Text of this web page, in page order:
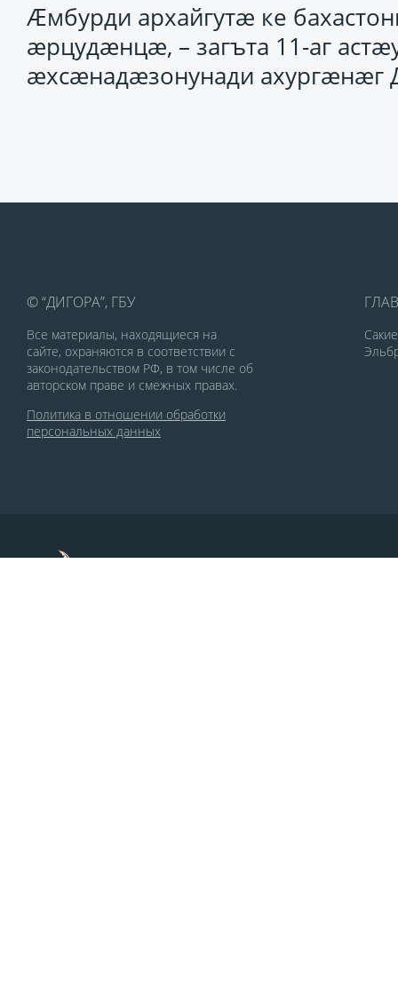
Ӕмбурди архайгутӕ ке
ӕрцудӕнцӕ, – загъта 11-аг
ӕхсӕнадӕзонунади ахургӕнӕг
© “ДИГОРА”, ГБУ
Все материалы, находящиеся на
сайте, охраняются в соответствии с
законодательством РФ, в том числе об
авторском праве и смежных правах.
Политика в отношении обработки
персональных данных